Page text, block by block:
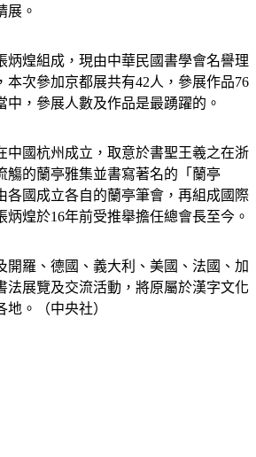
展。
炳煌組成，現由中華民國書學會名譽理
本次參加京都展共有42人，參展作品76
中，參展人數及作品是最踴躍的。
中國杭州成立，取意於書聖王羲之在浙
觴的蘭亭雅集並書寫著名的「蘭亭
各國成立各自的蘭亭筆會，再組成國際
炳煌於16年前受推舉擔任總會長至今。
開羅、德國、義大利、美國、法國、加
法展覽及交流活動，將原屬於漢字文化
。（中央社）